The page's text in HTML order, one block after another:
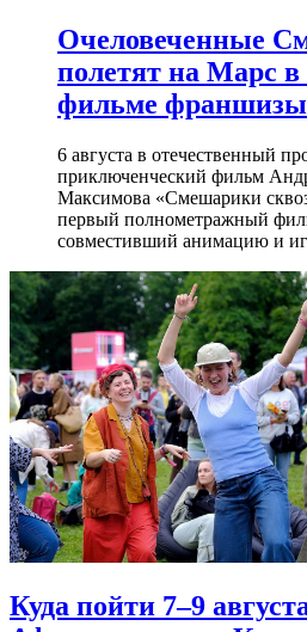
Очеловеченные
полетят на Марс
фильме франшизы
6 августа в отечественный
приключенческий фильм
Максимова «Смешарики
первый полнометражный
совместивший анимацию и
Куда пойти 7–9